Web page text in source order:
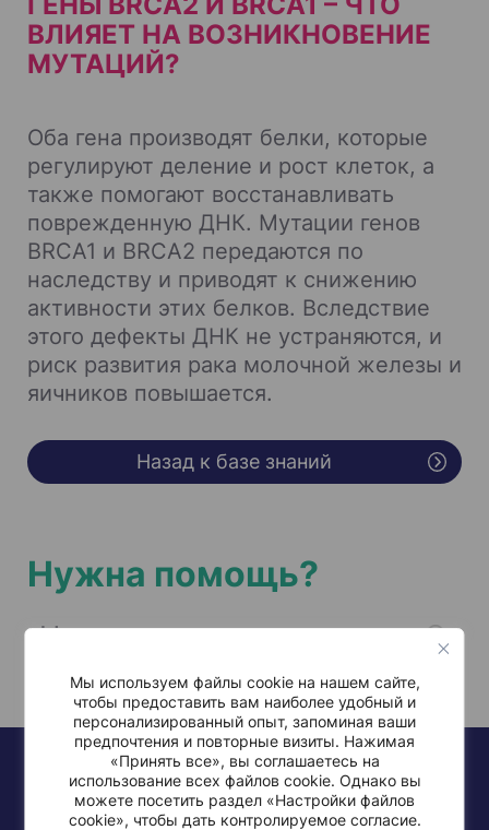
Мы используем файлы cookie на нашем сайте,
чтобы предоставить вам наиболее удобный и
персонализированный опыт, запоминая ваши
предпочтения и повторные визиты. Нажимая
«Принять все», вы соглашаетесь на
использование всех файлов cookie. Однако вы
можете посетить раздел «Настройки файлов
cookie», чтобы дать контролируемое согласие.
ВЛИЯЕТ НА ВОЗНИКНОВЕНИЕ
МУТАЦИЙ?
Оба гена производят белки, которые
регулируют деление и рост клеток, а
также помогают восстанавливать
поврежденную ДНК. Мутации генов
BRCA1 и BRCA2 передаются по
наследству и приводят к снижению
активности этих белков. Вследствие
этого дефекты ДНК не устраняются, и
риск развития рака молочной железы и
яичников повышается.
Назад к базе знаний
Нужна помощь?